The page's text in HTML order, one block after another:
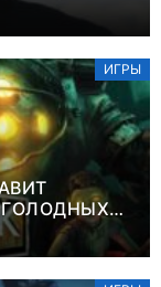
ИГРЫ